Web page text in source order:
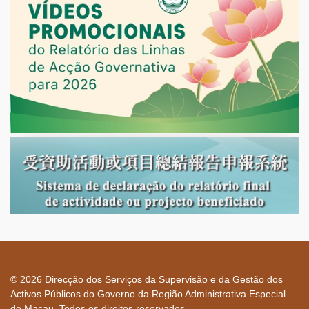
dos serviços públicos, no futuro, deseja-se que se possa
estimular mais a participação dos trabalhadores dos serviços
públicos nas actividades sociais.
Durante a reunião, os participantes trocaram opiniões
sobre os procedimentos da aprovação de financiamento e o
desenvolvimento futuro do FSAPM, foram obtidos resultados
positivos.
© 2026 Direcção dos Serviços da Supervisão e da Gestão dos
Activos Públicos do Governo da Região Administrativa Especial